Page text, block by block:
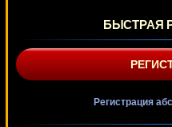
БЫСТРАЯ
Регистрация